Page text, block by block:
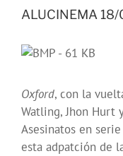
ALUCINEMA
Oxford, con la
Watling, Jhon Hurt
Asesinatos en
esta adpatción de